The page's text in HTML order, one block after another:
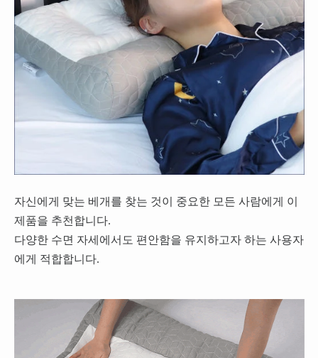
자신에게 맞는 베개를 찾는 것이 중요한 모든 사람에게 이
제품을 추천합니다.
다양한 수면 자세에서도 편안함을 유지하고자 하는 사용자
에게 적합합니다.